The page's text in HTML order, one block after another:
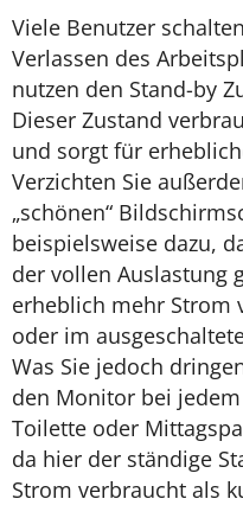
Viele Benutzer
Verlassen des
nutzen den Stand-by
Dieser Zustand
und sorgt für
Verzichten Sie
„schönen“
beispielsweise dazu,
der vollen Auslastung
erheblich mehr Strom
oder im
Was Sie jedoch
den Monitor bei
Toilette oder
da hier der ständige
Strom verbraucht als